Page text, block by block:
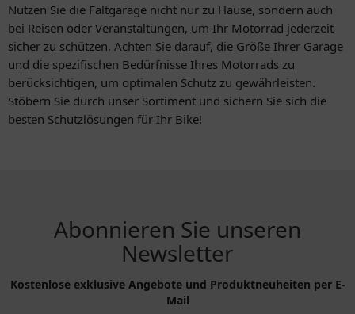
Nutzen Sie die Faltgarage nicht nur zu Hause, sondern auch
bei Reisen oder Veranstaltungen, um Ihr Motorrad jederzeit
sicher zu schützen. Achten Sie darauf, die Größe Ihrer Garage
und die spezifischen Bedürfnisse Ihres Motorrads zu
berücksichtigen, um optimalen Schutz zu gewährleisten.
Stöbern Sie durch unser Sortiment und sichern Sie sich die
besten Schutzlösungen für Ihr Bike!
Abonnieren Sie unseren
Newsletter
Kostenlose exklusive Angebote und Produktneuheiten per E-
Mail